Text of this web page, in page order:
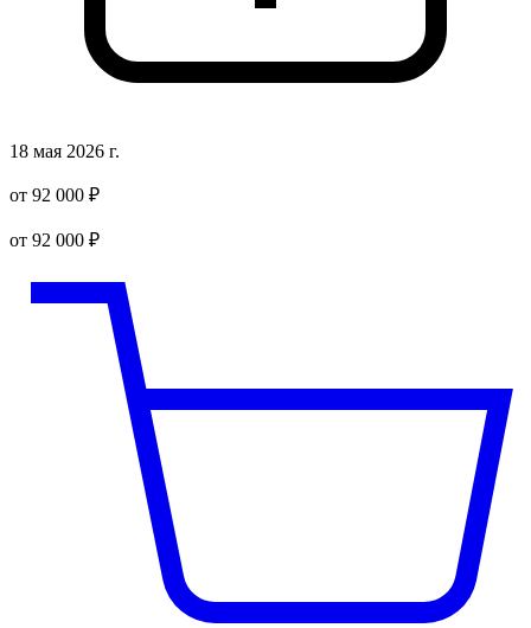
18 мая 2026 г.
от 92 000 ₽
от 92 000 ₽